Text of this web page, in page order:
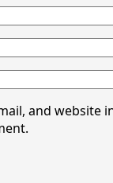
and website